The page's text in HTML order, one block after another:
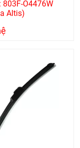
803F-O4476W
Altis)